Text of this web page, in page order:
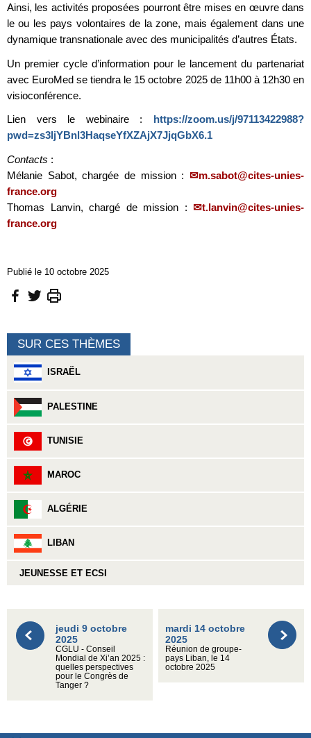
Ainsi, les activités proposées pourront être mises en œuvre dans
le ou les pays volontaires de la zone, mais également dans une
dynamique transnationale avec des municipalités d’autres États.
Un premier cycle d’information pour le lancement du partenariat
avec EuroMed se tiendra le 15 octobre 2025 de 11h00 à 12h30 en
visioconférence.
Lien vers le webinaire : https://zoom.us/j/97113422988?
pwd=zs3ljYBnl3HaqseYfXZAjX7JjqGbX6.1
Contacts :
Mélanie Sabot, chargée de mission :
m.sabot@cites-unies-
france.org
Thomas Lanvin, chargé de mission :
t.lanvin@cites-unies-
france.org
Publié le 10 octobre 2025
SUR CES THÈMES
ISRAËL
PALESTINE
TUNISIE
MAROC
ALGÉRIE
LIBAN
JEUNESSE ET ECSI
jeudi 9 octobre
2025
CGLU - Conseil
Mondial de Xi’an 2025 :
quelles perspectives
pour le Congrès de
Tanger ?
mardi 14 octobre
2025
Réunion de groupe-
pays Liban, le 14
octobre 2025